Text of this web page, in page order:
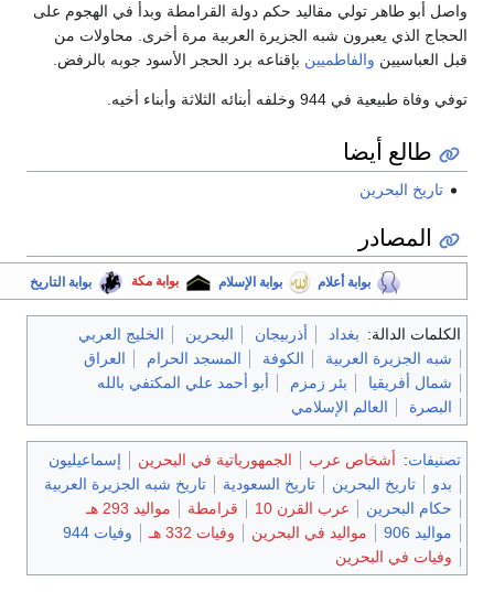
أبو طاهر تولي مقاليد حكم دولة القرامطة وبدأ في الهجوم على
الذي يعبرون شبه الجزيرة العربية مرة أخرى. محاولات من
العباسيينوالفاطميينبإقناعه برد الحجر الأسود جوبه بالرفض.
وفاة طبيعية في 944 وخلفه أبنائه الثلاثة وأبناء أخيه.
طالع أيضا
تاريخ البحرين
المصادر
بوابة أعلام بوابة الإسلام بوابة مكة بوابة التاريخ
الكلمات الدالة: بغداد أذربيجان البحرين
الخليج العربي
شبه الجزيرة العربية
الكوفة المسجد الحرام
العراق
شمال أفريقيا
بئر زمزم
أبو أحمد علي المكتفي بالله
البصرة
العالم الإسلامي
تصنيفات: أشخاص عرب الجمهورياتية في البحرين
إسماعيليون
تاريخ البحرين تاريخ السعودية
تاريخ شبه الجزيرة العربية
حكام البحرين
عرب القرن 10 قرامطة
مواليد 293 هـ
مواليد 906
مواليد في البحرين وفيات 332 هـ
وفيات 944
وفيات في البحرين